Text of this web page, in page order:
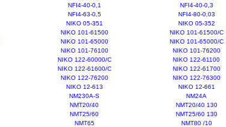
NFI4-40-0,1 NFI4-40-0,3
NFI4-63-0,5 NFI4-80-0,03
NIKO 05-351 NIKO 05-352
NIKO 101-61500 NIKO 101-61500/C
NIKO 101-65000 NIKO 101-65000/C
NIKO 101-76100 NIKO 101-76200
NIKO 122-60000/C NIKO 122-61100
NIKO 122-61600/C NIKO 122-61700
NIKO 122-76200 NIKO 122-76300
NIKO 12-613 NIKO 12-661
NM230A-S NM24A
NMT20/40 NMT20/40 130
NMT25/60 NMT25/60 130
NMT65 NMT80 /10